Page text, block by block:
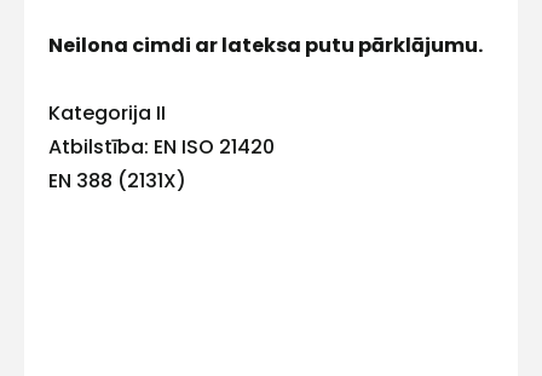
Neilona cimdi ar lateksa putu pārklājumu.
Kategorija II
Atbilstība: EN ISO 21420
EN 388 (2131X)